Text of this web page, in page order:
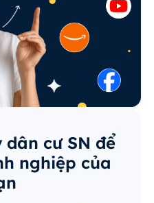
cư SN để
nghiệp của